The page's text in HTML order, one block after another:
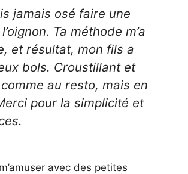
jamais osé faire une
Ta méthode m’a
et résultat, mon fils a
bols. Croustillant et
au resto, mais en
pour la simplicité et
avec des petites